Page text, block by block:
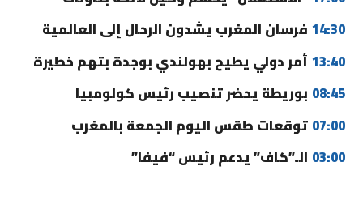
14:30 فرسان المغرب يشدون الرحال إلى العالمية
13:40 أمر دولي يطيح بهولندي بوجدة بتهم خطيرة
08:45 بوريطة يحضر تنصيب رئيس كولومبيا
07:00 توقعات طقس اليوم الجمعة بالمغرب
03:00 الـ”كاف” يدعم رئيس “فيفا”